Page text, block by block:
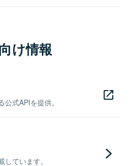
け情報
式APIを提供。
ています。